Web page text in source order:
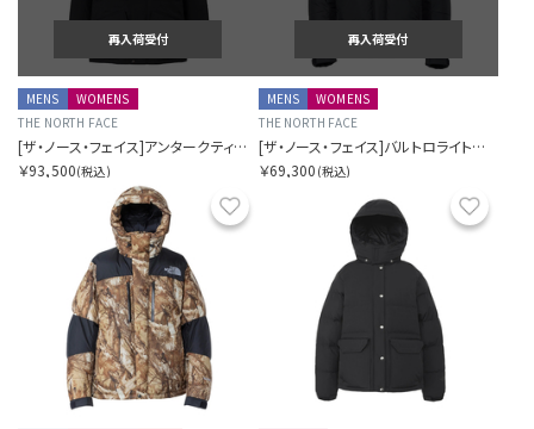
再入荷受付
MENS
WOMENS
THE NORTH FACE
[ザ・ノース・フェイス]アンタークティカパーカ
￥93,500(税込)
再入荷受付
MENS
WOMENS
THE NORTH FACE
[ザ・ノース・フェイス]バルトロライトジャケット
￥69,300 (税込)
お気に入り